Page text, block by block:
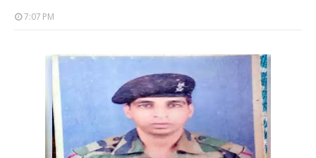
7:07 PM